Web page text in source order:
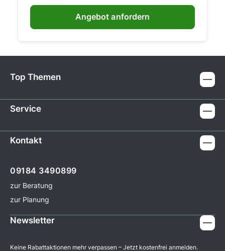
Angebot anfordern
Top Themen
Service
Kontakt
09184 3490899
zur Beratung
zur Planung
Newsletter
Keine Rabattaktionen mehr verpassen – Jetzt kostenfrei anmelden.